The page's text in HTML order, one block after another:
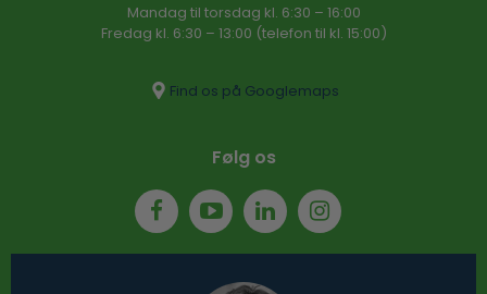
Mandag til torsdag kl. 6:30 – 16​:00
Fredag kl. 6:30 – 13:00 (telefon til kl. 15:00)​
Find os på Googlemaps
Følg os